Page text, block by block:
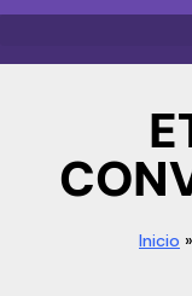
Inicio »